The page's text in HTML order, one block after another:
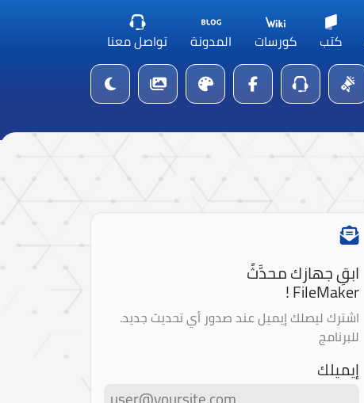
كتب كورسات المدونة تواصل معنا
ابقِ جهازك محدَّثً
FileMaker !
اشترك ليصلك إيميل عند صدور أي تحديث جديد.
للبرنامج
إيميلك